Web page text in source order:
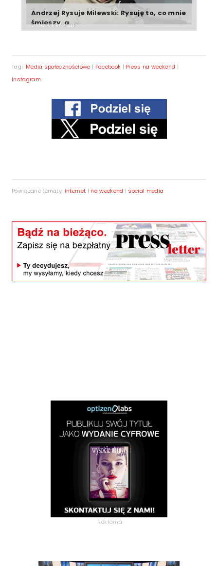
Andrzej Rysuje Milewski: Rysuję to, co mnie
śmieszy, a...
Tagi: Media społecznościowe | Facebook | Press na weekend |
Instagram
Powiązane tematy: internet | na weekend | social media
Reklama